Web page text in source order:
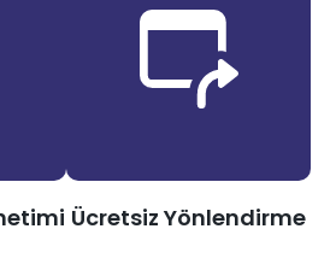
Ücretsiz Yönlendirme